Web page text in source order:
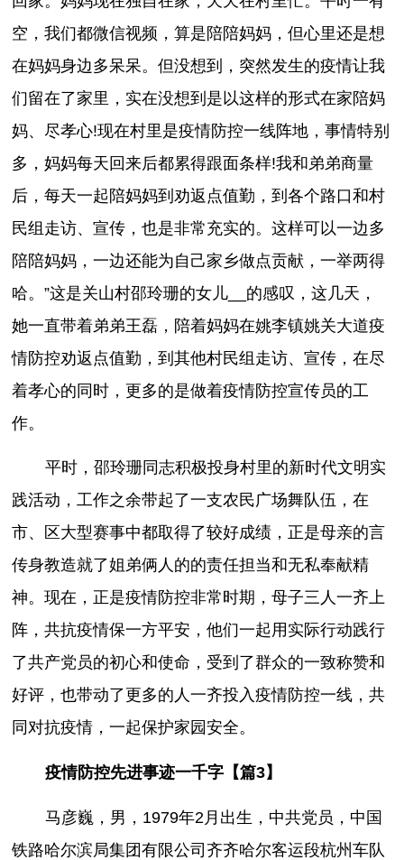
空，我们都微信视频，算是陪陪妈妈，但心里还是想
在妈妈身边多呆呆。但没想到，突然发生的疫情让我
们留在了家里，实在没想到是以这样的形式在家陪妈
妈、尽孝心!现在村里是疫情防控一线阵地，事情特别
多，妈妈每天回来后都累得跟面条样!我和弟弟商量
后，每天一起陪妈妈到劝返点值勤，到各个路口和村
民组走访、宣传，也是非常充实的。这样可以一边多
陪陪妈妈，一边还能为自己家乡做点贡献，一举两得
哈。”这是关山村邵玲珊的女儿__的感叹，这几天，
她一直带着弟弟王磊，陪着妈妈在姚李镇姚关大道疫
情防控劝返点值勤，到其他村民组走访、宣传，在尽
着孝心的同时，更多的是做着疫情防控宣传员的工
作。
平时，邵玲珊同志积极投身村里的新时代文明实
践活动，工作之余带起了一支农民广场舞队伍，在
市、区大型赛事中都取得了较好成绩，正是母亲的言
传身教造就了姐弟俩人的的责任担当和无私奉献精
神。现在，正是疫情防控非常时期，母子三人一齐上
阵，共抗疫情保一方平安，他们一起用实际行动践行
了共产党员的初心和使命，受到了群众的一致称赞和
好评，也带动了更多的人一齐投入疫情防控一线，共
同对抗疫情，一起保护家园安全。
疫情防控先进事迹一千字【篇3】
马彦巍，男，1979年2月出生，中共党员，中国
铁路哈尔滨局集团有限公司齐齐哈尔客运段杭州车队